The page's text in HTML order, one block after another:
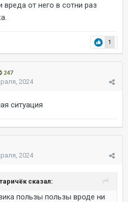
от него в сотни раз
1
247
2024
ситуация
2024
сказал:
пользы пользы вроде ни